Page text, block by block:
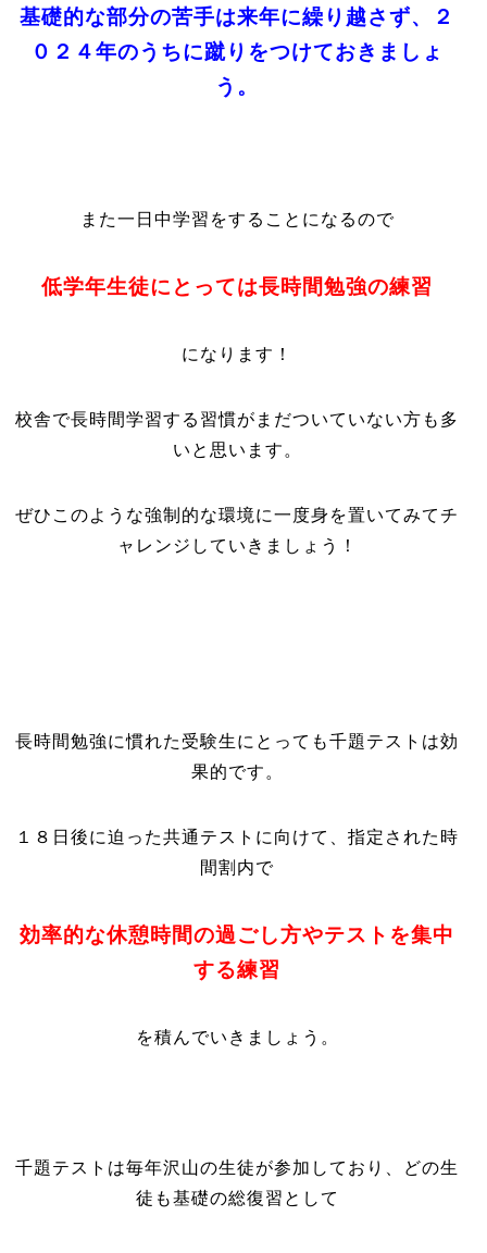
基礎的な部分の苦手は来年に繰り越さず、２
０２４年のうちに蹴りをつけておきましょ
う。
また一日中学習をすることになるので
低学年生徒にとっては長時間勉強の練習
になります！
校舎で長時間学習する習慣がまだついていない方も多
いと思います。
ぜひこのような強制的な環境に一度身を置いてみてチ
ャレンジしていきましょう！
長時間勉強に慣れた受験生にとっても千題テストは効
果的です。
１８日後に迫った共通テストに向けて、指定された時
間割内で
効率的な休憩時間の過ごし方やテストを集中
する練習
を積んでいきましょう。
千題テストは毎年沢山の生徒が参加しており、どの生
徒も基礎の総復習として